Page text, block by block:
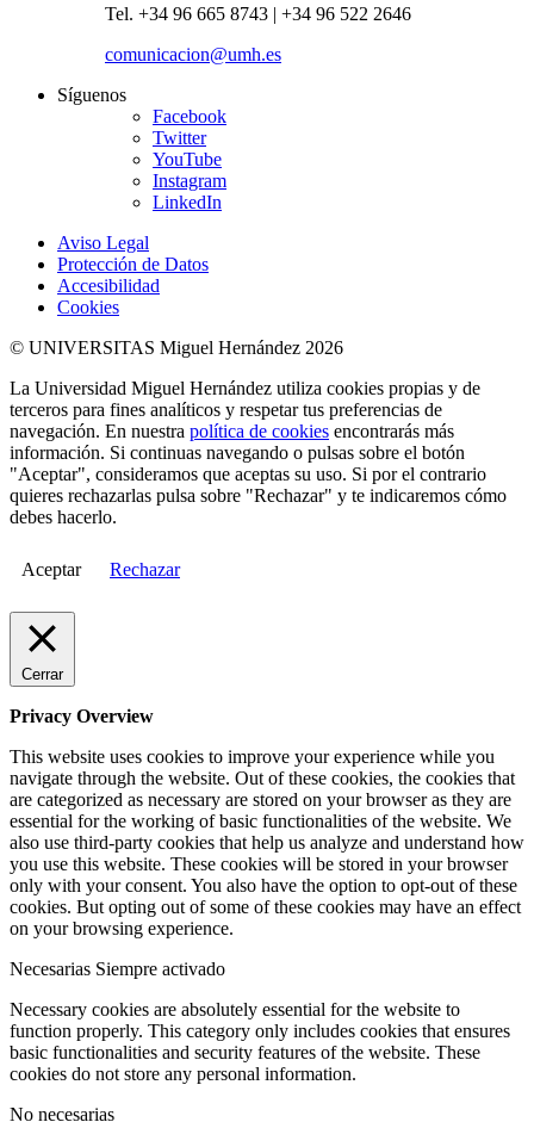
Tel. +34 96 665 8743 | +34 96 522 2646
comunicacion@umh.es
Síguenos
Facebook
Twitter
YouTube
Instagram
LinkedIn
Aviso Legal
Protección de Datos
Accesibilidad
Cookies
© UNIVERSITAS Miguel Hernández 2026
La Universidad Miguel Hernández utiliza cookies propias y de
terceros para fines analíticos y respetar tus preferencias de
navegación. En nuestra política de cookies encontrarás más
información. Si continuas navegando o pulsas sobre el botón
"Aceptar", consideramos que aceptas su uso. Si por el contrario
quieres rechazarlas pulsa sobre "Rechazar" y te indicaremos cómo
debes hacerlo.
Aceptar Rechazar
Cerrar
Privacy Overview
This website uses cookies to improve your experience while you
navigate through the website. Out of these cookies, the cookies that
are categorized as necessary are stored on your browser as they are
essential for the working of basic functionalities of the website. We
also use third-party cookies that help us analyze and understand how
you use this website. These cookies will be stored in your browser
only with your consent. You also have the option to opt-out of these
cookies. But opting out of some of these cookies may have an effect
on your browsing experience.
Necesarias Siempre activado
Necessary cookies are absolutely essential for the website to
function properly. This category only includes cookies that ensures
basic functionalities and security features of the website. These
cookies do not store any personal information.
No necesarias